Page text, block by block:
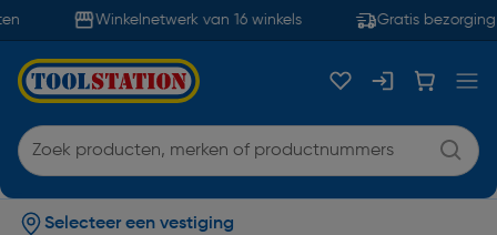
Winkelnetwerk van 16 winkels Gratis bezorging
Selecteer een vestiging